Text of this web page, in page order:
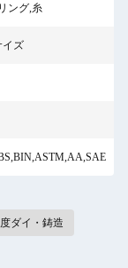
ング,糸
イズ
ダイ・鋳造